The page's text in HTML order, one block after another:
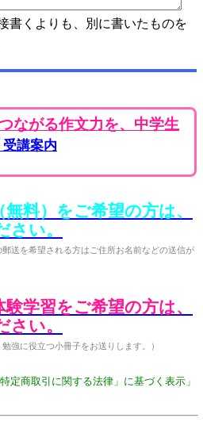
書くよりも、別に書いたものを
ながる作文力を、中学生
受講案内
料）をご希望の方は、
い。
郵送を希望される方はご住所お名前などの送信が
学習をご希望の方は、
い。
強に役立つ小冊子をお送りします。）
特定商取引に関する法律」に基づく表示」